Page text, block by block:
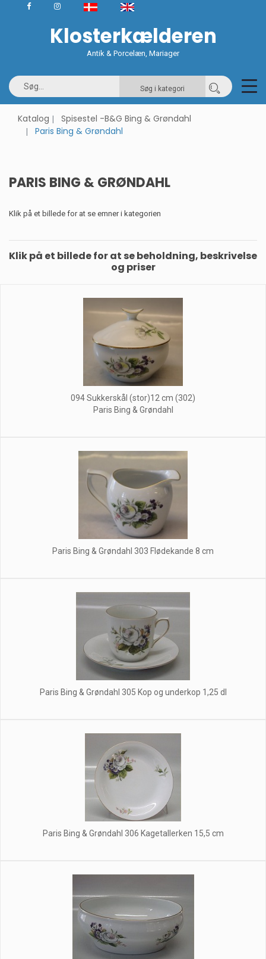
Klosterkælderen
Antik & Porcelæn, Mariager
Søg i kategori
Katalog
Spisestel -B&G Bing & Grøndahl
Paris Bing & Grøndahl
PARIS BING & GRØNDAHL
Klik på et billede for at se emner i kategorien
Klik på et billede for at se beholdning, beskrivelse
og priser
094 Sukkerskål (stor)12 cm (302)
Paris Bing & Grøndahl
Paris Bing & Grøndahl 303 Flødekande 8 cm
Paris Bing & Grøndahl 305 Kop og underkop 1,25 dl
Paris Bing & Grøndahl 306 Kagetallerken 15,5 cm